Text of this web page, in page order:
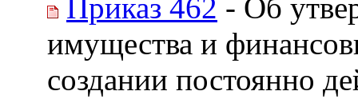
Приказ 462 - Об
имущества и
создании постоянно